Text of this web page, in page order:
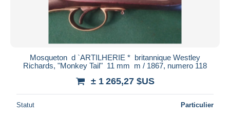
Mosqueton d `ARTILHERIE * britannique Westley
Richards, "Monkey Tail" 11 mm m / 1867, numero 118
± 1 265,27 $US
Statut Particulier